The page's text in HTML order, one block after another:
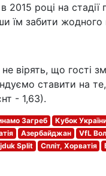
2015 році на стадії
їм забити
вірять, що гості
ставити на
- 1,63).
Загреб Кубок
Азербайджан VfL
Split Спліт, Хорватія